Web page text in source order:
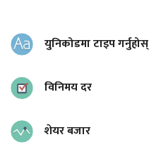
युनिकोडमा टाइप गर्नुहोस्
विनिमय दर
शेयर बजार